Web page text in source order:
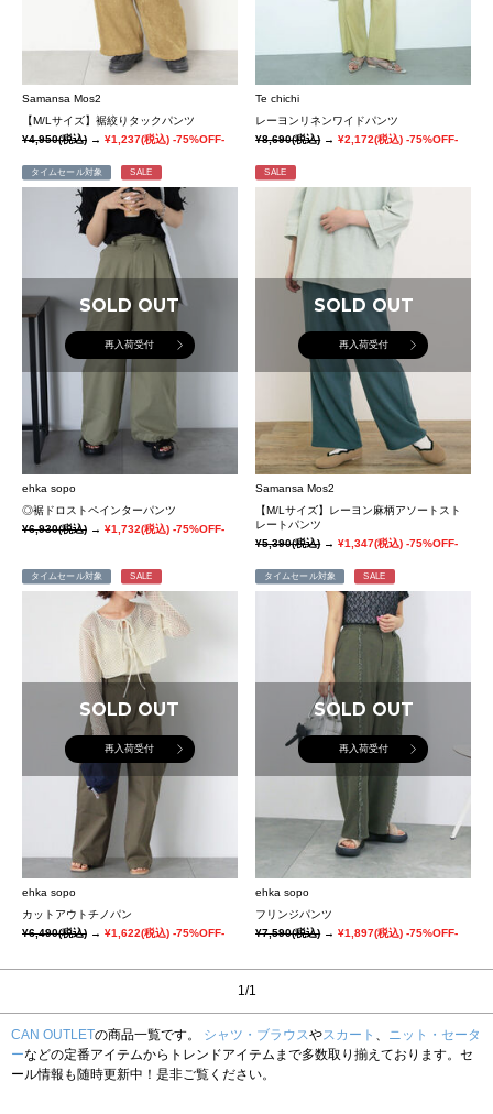
Samansa Mos2
【M/Lサイズ】裾絞りタックパンツ
¥4,950(税込) → ¥1,237(税込) -75%OFF-
Te chichi
レーヨンリネンワイドパンツ
¥8,690(税込)→¥2,172(税込) -75%OFF-
タイムセール対象 SALE
SOLD OUT
再入荷受付
ehka sopo
◎裾ドロストペインターパンツ
¥6,930(税込) → ¥1,732(税込) -75%OFF-
SALE
SOLD OUT
再入荷受付
Samansa Mos2
【M/Lサイズ】レーヨン麻柄アソートスト
レートパンツ
¥5,390(税込)→¥1,347(税込) -75%OFF-
タイムセール対象 SALE
SOLD OUT
再入荷受付
ehka sopo
カットアウトチノパン
¥6,490(税込) → ¥1,622(税込) -75%OFF-
タイムセール対象 SALE
SOLD OUT
再入荷受付
ehka sopo
フリンジパンツ
¥7,590(税込)→¥1,897(税込) -75%OFF-
1/1
CAN OUTLETの商品一覧です。 シャツ・ブラウスやスカート 、 ニット・セータ
ーなどの定番アイテムからトレンドアイテムまで多数取り揃えております。セ
ール情報も随時更新中！是非ご覧ください。